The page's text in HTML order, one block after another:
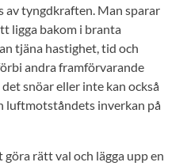
av tyngdkraften. Man sparar
ligga bakom i branta
tjäna hastighet, tid och
andra framförvarande
snöar eller inte kan också
luftmotståndets inverkan på
rätt val och lägga upp en